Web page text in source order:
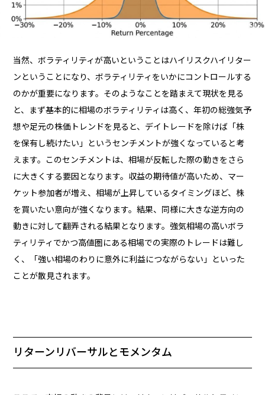
当然、ボラティリティが高いということはハイリスクハイリター
ンということになり、ボラティリティをいかにコントロールする
のかが重要になります。そのようなことを踏まえて現状を見る
と、まず基本的に相場のボラティリティは高く、年初の総強気予
想や足元の株価トレンドを見ると、デイトレードを除けば「株
を保有し続けたい」というセンチメントが強くなっていると考
えます。このセンチメントは、相場が反転した際の動きをさら
に大きくする要因となります。収益の期待値が高いため、マー
ケット参加者が増え、相場が上昇しているタイミングほど、株
を買いたい意向が強くなります。結果、同様に大きな逆方向の
動きに対して翻弄される結果となります。強気相場の高いボラ
ティリティでかつ高値圏にある相場での実際のトレードは難し
く、「強い相場のわりに意外に利益につながらない」といった
ことが散見されます。
リターンリバーサルとモメンタム